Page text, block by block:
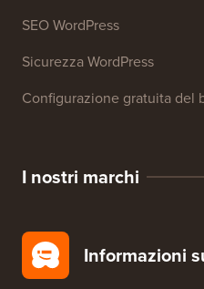
SEO WordPress
Sicurezza WordPress
Configurazione gratuita del
I nostri marchi
Informazioni